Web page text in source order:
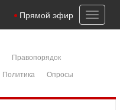
Toggle
Прямой эфир
Правопорядок
Политика
Опросы